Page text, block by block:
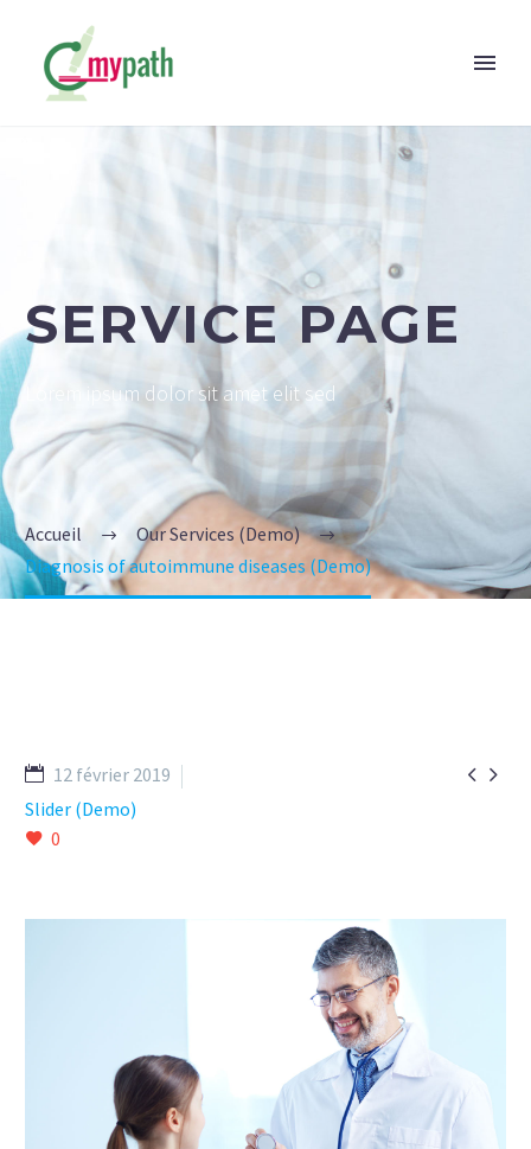
SERVICE PAGE
Lorem ipsum dolor sit amet elit sed
Accueil
Our Services (Demo)
Diagnosis of autoimmune diseases (Demo)
 
12 février 2019
Slider (Demo)
0